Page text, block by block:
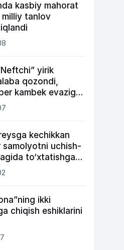
kasbiy mahorat
milliy tanlov
yirik
qozondi,
kambek evaziga
ustun keldi,
qayd etdi
kechikkan
samolyotni uchish-
to‘xtatishga
ikki
chiqish eshiklarini